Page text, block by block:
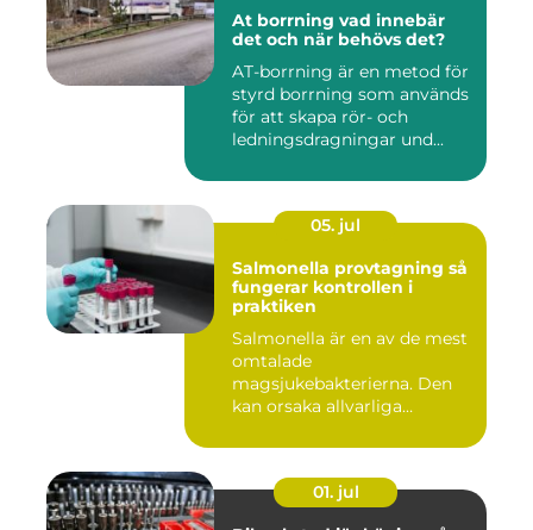
At borrning vad innebär
det och när behövs det?
AT-borrning är en metod för
styrd borrning som används
för att skapa rör- och
ledningsdragningar und...
05. jul
Salmonella provtagning så
fungerar kontrollen i
praktiken
Salmonella är en av de mest
omtalade
magsjukebakterierna. Den
kan orsaka allvarliga
01. jul